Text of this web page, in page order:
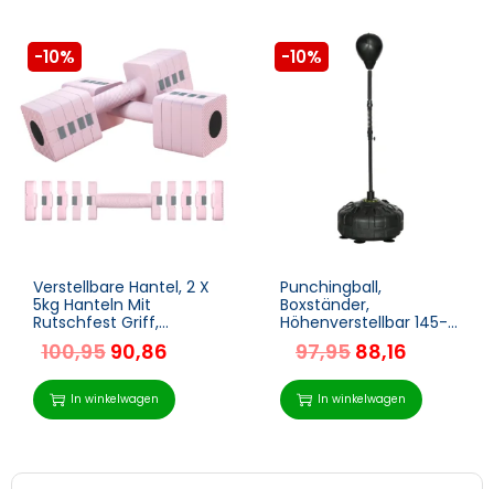
-10%
Verstellbare Hantel, 2 X
5kg Hanteln Mit
Rutschfest Griff,
Quadratisch
Kurzhantelset Aus Stahl
Rosa
100,95 90,86
In winkelwagen
-10%
Punchingball,
Boxständer,
Höhenverstellbar 145-
180 Cm, Befüllbare
Basis, Schwarz
97,95 88,16
In winkelwagen